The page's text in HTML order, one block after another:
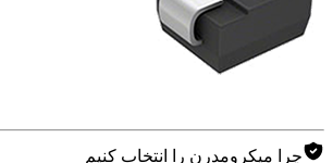
چرا میکرومدرن را انتخاب کنیم